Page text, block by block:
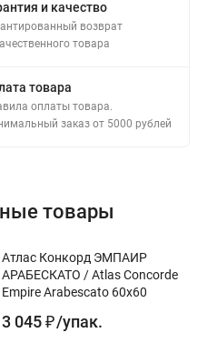
и качество
возврат
товара
товара
оплаты товара.
заказ от 5000 рублей
товары
Атлас Конкорд ЭМПАИР
АРАБЕСКАТО / Atlas Concorde
Empire Arabescato 60x60
3 045 ₽ /упак.